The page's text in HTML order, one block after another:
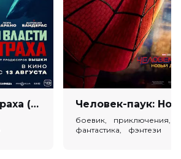
Во власти страха (18+)
боевик, приключения,
фантастика, фэнтези